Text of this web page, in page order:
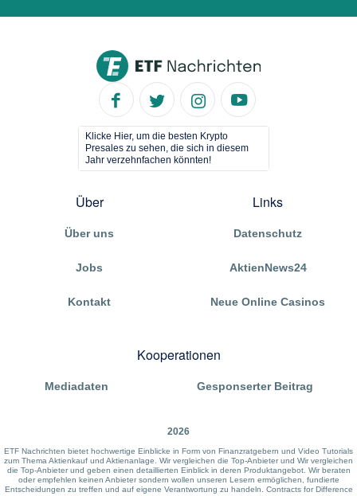
Klicke Hier, um die besten Krypto
Presales zu sehen, die sich in diesem
Jahr verzehnfachen könnten!
Über
Über uns
Jobs
Kontakt
Links
Datenschutz
AktienNews24
Neue Online Casinos
Kooperationen
Mediadaten Gesponserter Beitrag
2026
ETF Nachrichten bietet hochwertige Einblicke in Form von Finanzratgebern und Video Tutorials
zum Thema Aktienkauf und Aktienanlage. Wir vergleichen die Top-Anbieter und Wir vergleichen
die Top-Anbieter und geben einen detaillierten Einblick in deren Produktangebot. Wir beraten
oder empfehlen keinen Anbieter sondern wollen unseren Lesern ermöglichen, fundierte
Entscheidungen zu treffen und auf eigene Verantwortung zu handeln. Contracts for Difference